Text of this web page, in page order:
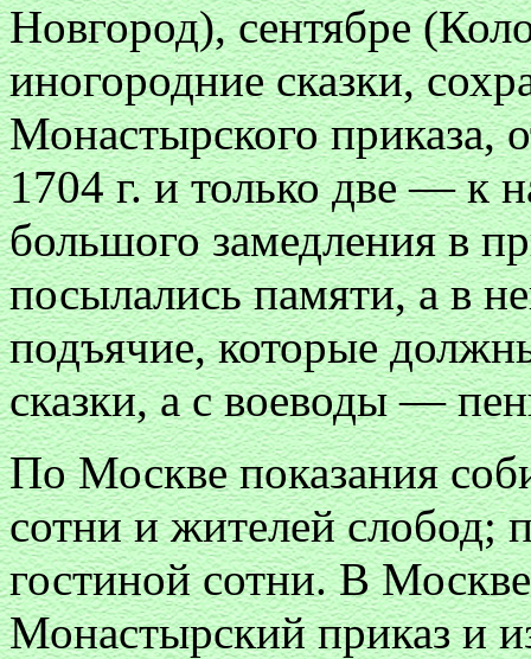
Новгород), сентябре
иногородние сказки,
Монастырского приказа,
1704 г. и только две — к
большого замедления в
посылались памяти, а в
подъячие, которые
сказки, а с воеводы —
По Москве показания
сотни и жителей слобод;
гостиной сотни. В
Монастырский приказ и